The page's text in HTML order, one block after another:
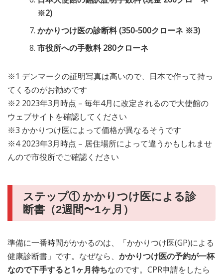
※2)
かかりつけ医の診断料 (350-500クローネ ※3)
市役所への手数料 280クローネ
※1 デンマークの証明写真は高いので、日本で作って持っ
てくるのがお勧めです
※2 2023年3月時点 – 毎年4月に改定されるので大使館の
ウェブサイトを確認してください
※3 かかりつけ医によって価格が異なるそうです
※4 2023年3月時点 – 居住場所によって違うかもしれませ
んので市役所でご確認ください
ステップ① かかりつけ医による診
断書（2週間〜1ヶ月）
準備に一番時間がかかるのは、「かかりつけ医(GP)による
健康診断書」です。なぜなら、 かかりつけ医の予約が一杯
なので下手すると1ヶ月待ちなのです。CPR申請をしたら